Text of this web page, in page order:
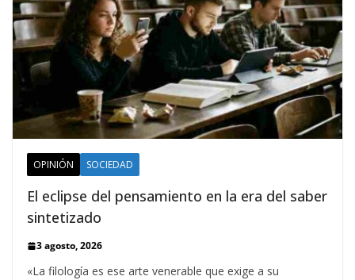
OPINIÓN SOCIEDAD
El eclipse del pensamiento en la era del saber
sintetizado
3 agosto, 2026
«La filología es ese arte venerable que exige a su